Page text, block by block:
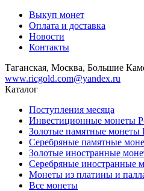
Выкуп монет
Оплата и доставка
Новости
Контакты
Таганская, Москва, Большие
www.ricgold.com@yandex.ru
Каталог
Поступления месяца
Инвестиционные монеты
Золотые памятные
Серебряные памятные
Золотые иностранные
Серебряные иностранные
Монеты из платины и
Все монеты